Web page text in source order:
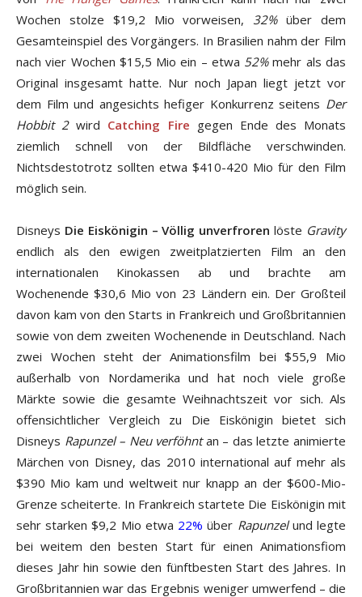
Wochen stolze $19,2 Mio vorweisen, 32%über dem
Gesamteinspiel des Vorgängers. In Brasilien nahm der Film
nach vier Wochen $15,5 Mio ein – etwa 52%mehr als das
Original insgesamt hatte. Nur noch Japan liegt jetzt vor
dem Film und angesichts hefiger Konkurrenz seitens Der
Hobbit 2wird Catching Fire gegen Ende des Monats
ziemlich schnell von der Bildfläche verschwinden.
Nichtsdestotrotz sollten etwa $410-420 Mio für den Film
möglich sein.
Disneys Die Eiskönigin – Völlig unverfroren löste Gravity
endlich als den ewigen zweitplatzierten Film an den
internationalen Kinokassen ab und brachte am
Wochenende $30,6 Mio von 23 Ländern ein. Der Großteil
davon kam von den Starts in Frankreich und Großbritannien
sowie von dem zweiten Wochenende in Deutschland. Nach
zwei Wochen steht der Animationsfilm bei $55,9 Mio
außerhalb von Nordamerika und hat noch viele große
Märkte sowie die gesamte Weihnachtszeit vor sich. Als
offensichtlicher Vergleich zu Die Eiskönigin bietet sich
Disneys Rapunzel – Neu verföhntan – das letzte animierte
Märchen von Disney, das 2010 international auf mehr als
$390 Mio kam und weltweit nur knapp an der $600-Mio-
Grenze scheiterte. In Frankreich startete Die Eiskönigin mit
sehr starken $9,2 Mio etwa 22% über Rapunzelund legte
bei weitem den besten Start für einen Animationsfiom
dieses Jahr hin sowie den fünftbesten Start des Jahres. In
Großbritannien war das Ergebnis weniger umwerfend – die